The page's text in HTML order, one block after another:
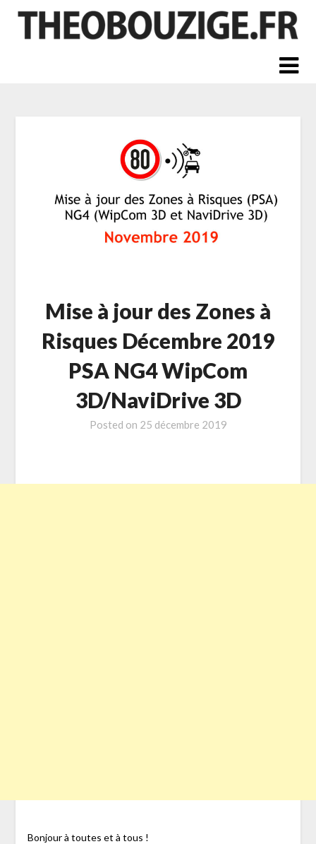
Skip
Mise à jour des Zones à
Risques Décembre 2019
PSA NG4 WipCom
3D/NaviDrive 3D
Posted on 25 décembre 2019
Bonjour à toutes et à tous !